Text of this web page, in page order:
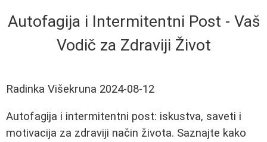
Autofagija i Intermitentni Post - Vaš
Vodič za Zdraviji Život
Radinka Višekruna 2024-08-12
Autofagija i intermitentni post: iskustva, saveti i
motivacija za zdraviji način života. Saznajte kako